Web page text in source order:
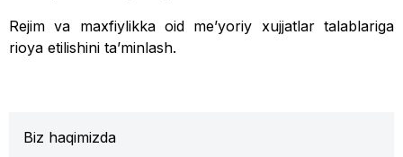
Rejim va maxfiylikka oid me’yoriy xujjatlar talablariga
rioya etilishini ta’minlash.
Biz haqimizda